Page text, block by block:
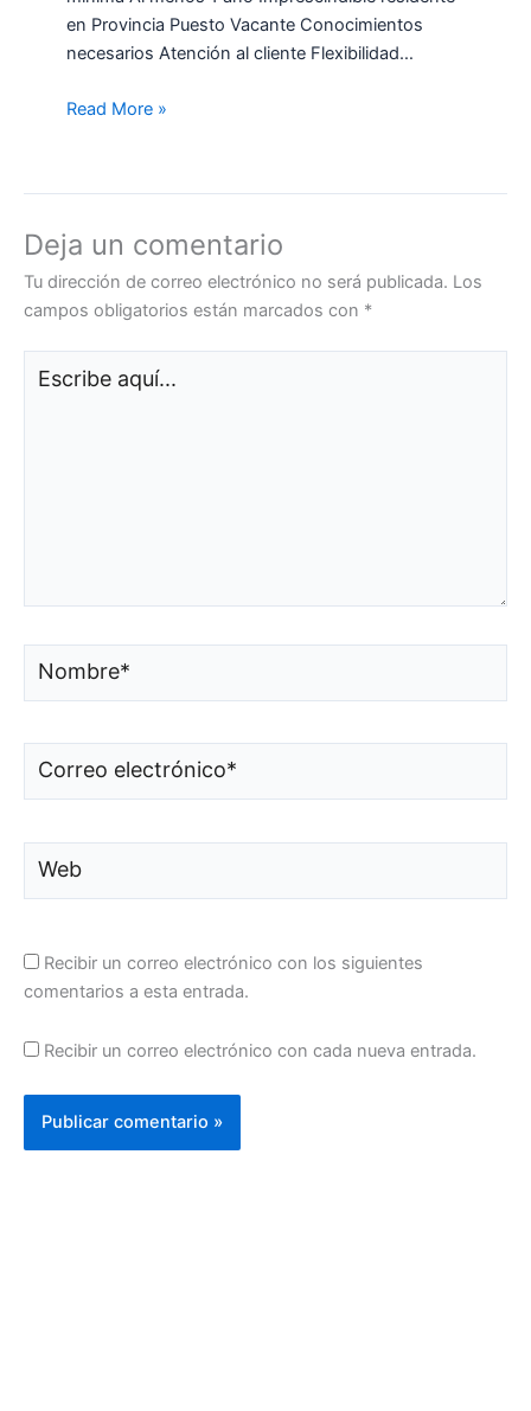
en Provincia Puesto Vacante Conocimientos
necesarios Atención al cliente Flexibilidad…
Read More »
Deja un comentario
Tu dirección de correo electrónico no será publicada. Los
campos obligatorios están marcados con *
aquí...
Correo
electrónico*
Recibir un correo electrónico con los siguientes
comentarios a esta entrada.
Recibir un correo electrónico con cada nueva entrada.